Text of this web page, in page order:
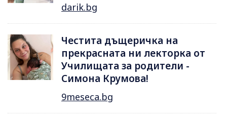
darik.bg
Честита дъщеричка на
прекрасната ни лекторка от
Училищата за родители -
Симона Крумова!
9meseca.bg